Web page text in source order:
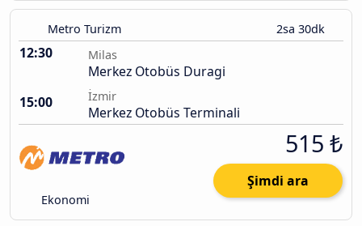
Metro Turizm 2sa 30dk
12:30 Milas
Merkez Otobüs Duragi
15:00
İzmir
Merkez Otobüs Terminali
Ekonomi
515 ₺
Şimdi ara